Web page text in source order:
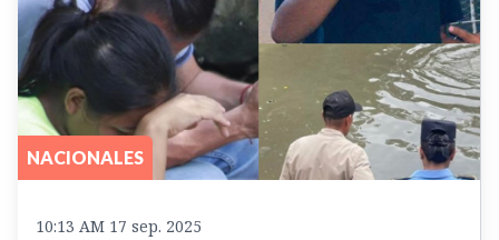
NACIONALES
10:13 AM 17 sep. 2025